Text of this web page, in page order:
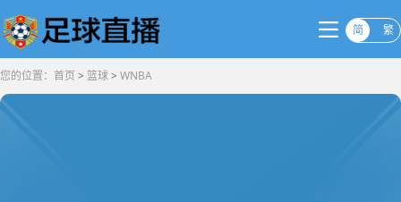
简 繁
您的位置： 首页 > 篮球> WNBA